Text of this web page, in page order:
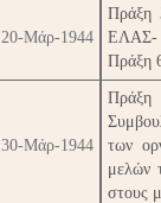
20-Μάρ-1944
Πράξη
ΕΛΑΣ-
Πράξη
30-Μάρ-1944
Πράξη
των
μελών
στους